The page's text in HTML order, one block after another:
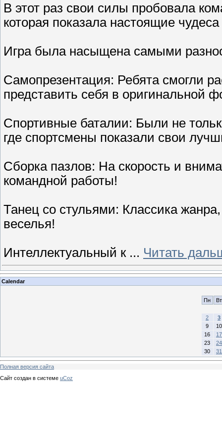
В этот раз свои силы пробовала
которая показала настоящие
Игра была насыщена самыми
Самопрезентация: Ребята смогли
представить себя в оригинальной
Спортивные баталии: Были не
где спортсмены показали свои
Сборка пазлов: На скорость и
командной работы!
Танец со стульями: Классика
веселья!
Интеллектуальный к ... Читать
Calendar
Пн Вт
2
3
9
10
16
17
23
24
30
31
Полная версия сайта
Сайт создан в системе uCoz